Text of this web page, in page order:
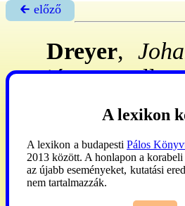
🡰 előző
Dreyer,
jún. 24.-
1779-től
Bárdos1987.
A lexikon
A lexikon a budapesti Pálos
2013 között. A honlapon a
az újabb eseményeket, kutatási
nem tartalmazzák.